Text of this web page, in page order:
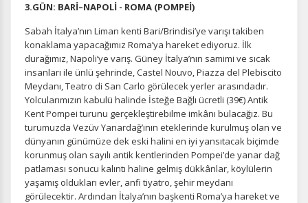
3.GÜN: BARİ–NAPOLİ - ROMA (POMPEİ)
Sabah İtalya’nın Liman kenti Bari/Brindisi’ye varışı takiben
konaklama yapacağımız Roma’ya hareket ediyoruz. İlk
durağımız, Napoli’ye varış. Güney İtalya’nın samimi ve sıcak
insanları ile ünlü şehrinde, Castel Nouvo, Piazza del Plebiscito
Meydanı, Teatro di San Carlo görülecek yerler arasındadır.
Yolcularımızın kabulü halinde İsteğe Bağlı ücretli (39€) Antik
Kent Pompei turunu gerçekleştirebilme imkânı bulacağız. Bu
turumuzda Vezüv Yanardağ’ının eteklerinde kurulmuş olan ve
dünyanın günümüze dek eski halini en iyi yansıtacak biçimde
korunmuş olan sayılı antik kentlerinden Pompei’de yanar dağ
patlaması sonucu kalıntı haline gelmiş dükkânlar, köylülerin
yaşamış oldukları evler, anfi tiyatro, şehir meydanı
görülecektir. Ardından İtalya’nın başkenti Roma’ya hareket ve